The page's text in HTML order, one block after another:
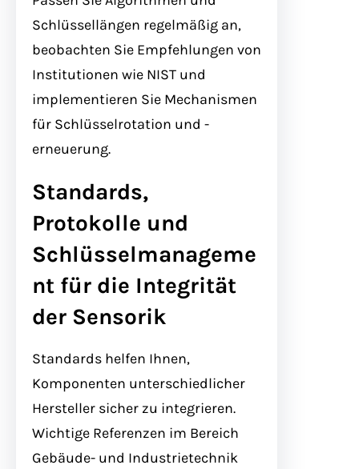
Schlüssellängen regelmäßig an,
beobachten Sie Empfehlungen von
Institutionen wie NIST und
implementieren Sie Mechanismen
für Schlüsselrotation und -
erneuerung.
Standards,
Protokolle und
Schlüsselmanageme
nt für die Integrität
der Sensorik
Standards helfen Ihnen,
Komponenten unterschiedlicher
Hersteller sicher zu integrieren.
Wichtige Referenzen im Bereich
Gebäude- und Industrietechnik